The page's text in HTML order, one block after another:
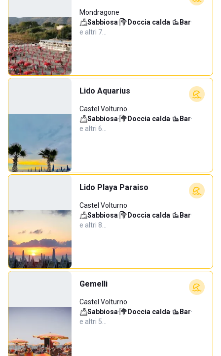
Mondragone
Sabbiosa· Doccia calda· Bar·
e altri 7…
Lido Aquarius
Castel Volturno
Sabbiosa· Doccia calda· Bar·
e altri 6…
Lido Playa Paraiso
Castel Volturno
Sabbiosa· Doccia calda· Bar·
e altri 8…
Gemelli
Castel Volturno
Sabbiosa· Doccia calda· Bar·
e altri 5…